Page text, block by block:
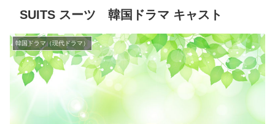
SUITS スーツ 韓国ドラマ キャスト
韓国ドラマ（現代ドラマ）